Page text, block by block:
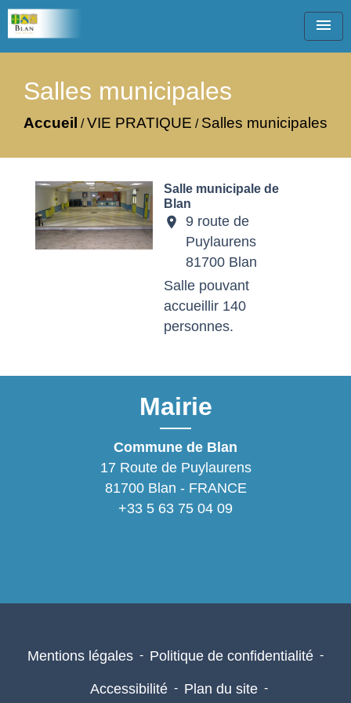
menu
Salles municipales
Accueil /VIE PRATIQUE / Salles municipales
Salle municipale de
Blan
location_on 9 route de
Puylaurens
81700 Blan
Salle pouvant
accueillir 140
personnes.
Mairie
Commune de Blan
17 Route de Puylaurens
81700 Blan - FRANCE
+33 5 63 75 04 09
Mentions légales - Politique de confidentialité -
Accessibilité - Plan du site -